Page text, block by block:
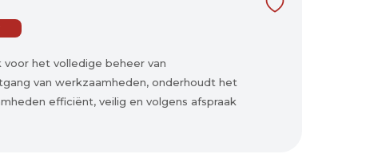
het volledige beheer van
van werkzaamheden, onderhoudt het
efficiënt, veilig en volgens afspraak